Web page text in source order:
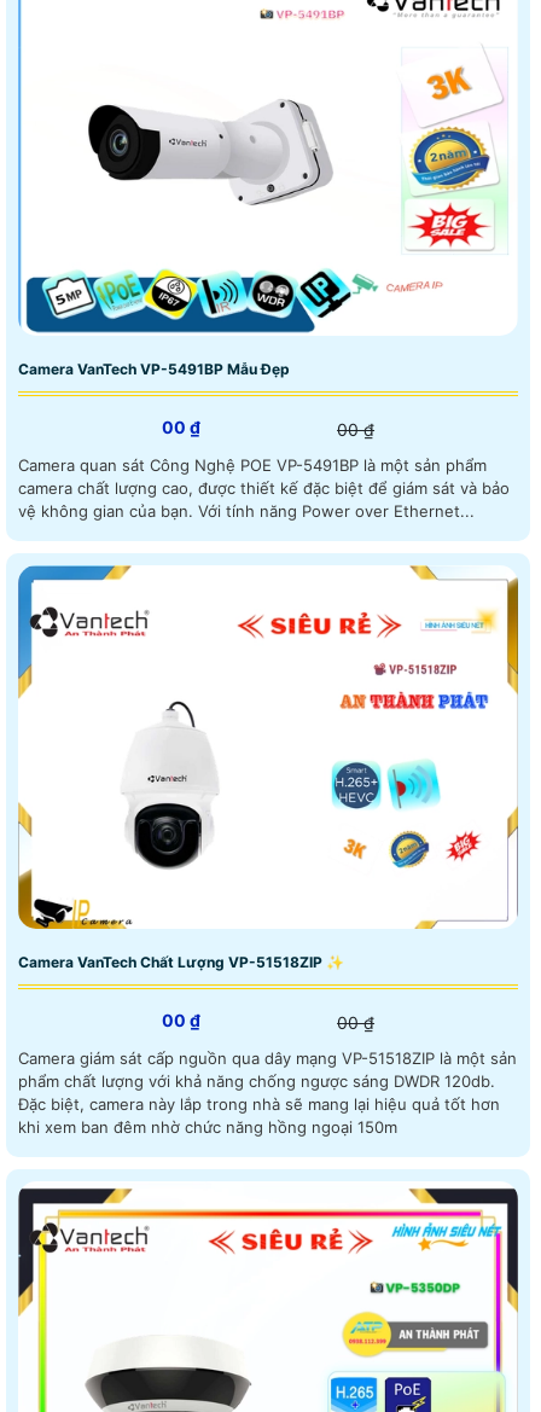
Camera VanTech VP-5491BP Mẫu Đẹp
00 ₫ 00 ₫
Camera quan sát Công Nghệ POE VP-5491BP là một sản phẩm
camera chất lượng cao, được thiết kế đặc biệt để giám sát và bảo
vệ không gian của bạn. Với tính năng Power over Ethernet...
Camera VanTech Chất Lượng VP-51518ZIP ✨
00 ₫ 00 ₫
Camera giám sát cấp nguồn qua dây mạng VP-51518ZIP là một sản
phẩm chất lượng với khả năng chống ngược sáng DWDR 120db.
Đặc biệt, camera này lắp trong nhà sẽ mang lại hiệu quả tốt hơn
khi xem ban đêm nhờ chức năng hồng ngoại 150m